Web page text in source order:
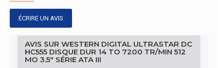
Hauteur
Poids 679 g
Gestion d'énergie
ÉCRIRE UN AVIS
AVIS SUR WESTERN DIGITAL ULTRASTAR DC
HC555 DISQUE DUR 14 TO 7200 TR/MIN 512
MO 3.5" SÉRIE ATA III